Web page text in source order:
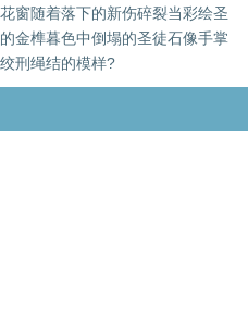
窗随着落下的新伤碎裂当彩绘圣
金榫暮色中倒塌的圣徒石像手掌
刑绳结的模样?